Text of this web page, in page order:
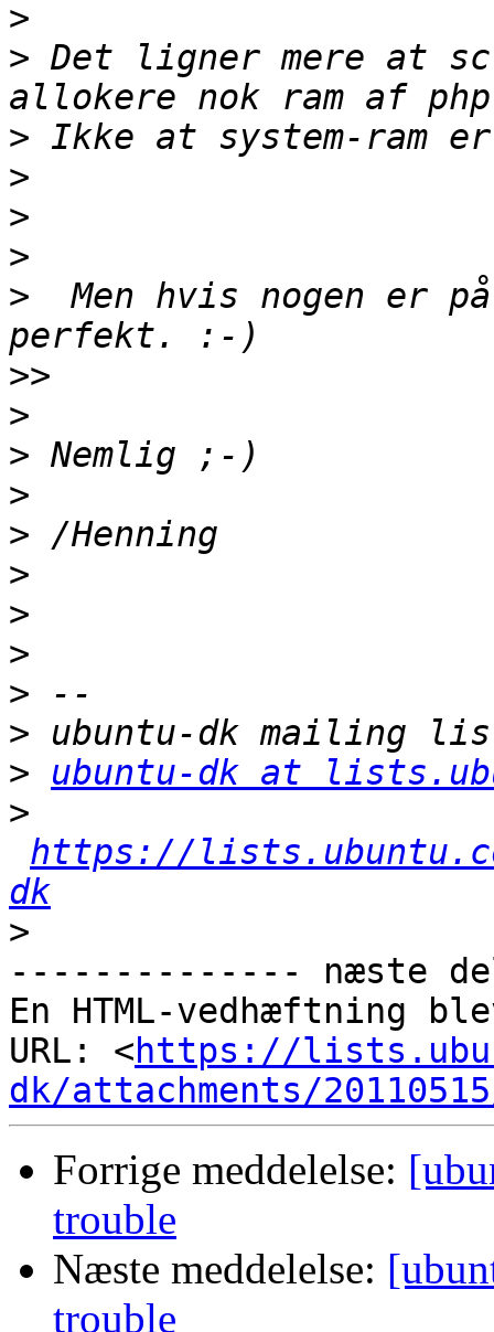
>
> Det ligner mere at
>
>
>
>
>
Men hvis nogen er
>>
>
>
>
>
>
>
>
>
>
>
ubuntu-dk at
>
https://
dk
>
-------------- næste
En HTML-vedhæftning
URL: <https://
dk/attachments/
Forrige meddelelse:
trouble
Næste meddelelse:
trouble